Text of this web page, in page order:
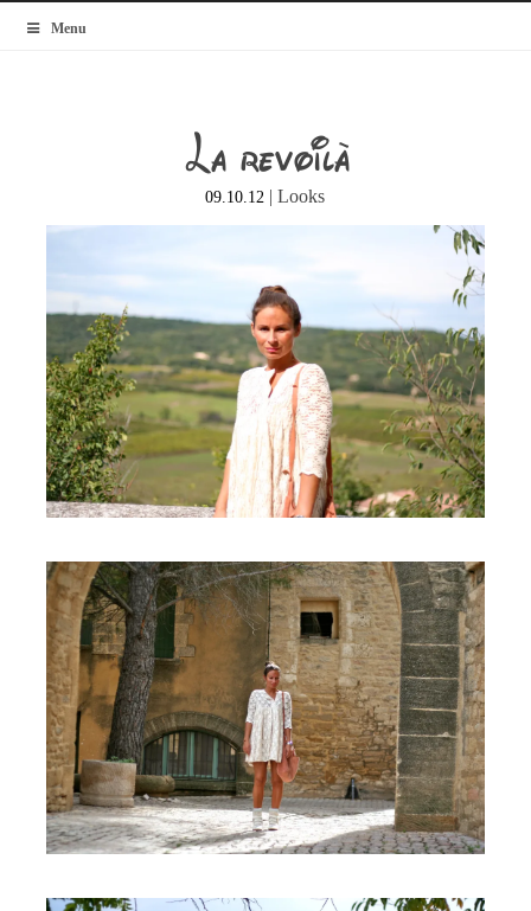
Menu
MyBlogMode
La revoilà
09.10.12 | Looks